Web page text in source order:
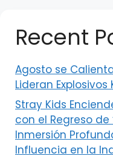
Recent
Agosto se
Lideran
Stray Kids
con el Regreso de
Inmersión
Influencia en la